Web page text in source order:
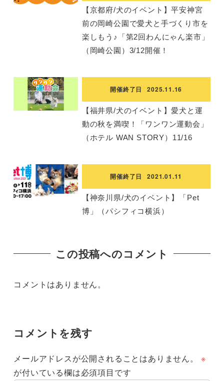
【京都府/犬のイベント】平安神宮
前の岡崎公園で愛犬と手づくり市を
楽しもう♪「第2回わんにゃん楽市」
（岡崎公園）3/12開催！
開催終了日 2025.11.16
【福井県/犬のイベント】愛犬と運
動の秋を満喫！「ワンワン運動会」
（ホテル WAN STORY）11/16
開催終了日 2021.01.11
【神奈川県/犬のイベント】「Pet
博」（パシフィコ横浜）
この投稿へのコメント
コメントはありません。
コメントを残す
メールアドレスが公開されることはありません。
※
が付いている欄は必須項目です